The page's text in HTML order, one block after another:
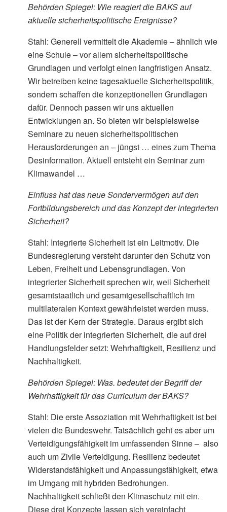
Behörden Spiegel: Wie reagiert die BAKS auf
aktuelle sicherheitspolitische Ereignisse?
Stahl: Generell vermittelt die Akademie – ähnlich wie
eine Schule – vor allem sicherheitspolitische
Grundlagen und verfolgt einen langfristigen Ansatz.
Wir betreiben keine tagesaktuelle Sicherheitspolitik,
sondern schaffen die konzeptionellen Grundlagen
dafür. Dennoch passen wir uns aktuellen
Entwicklungen an. So bieten wir beispielsweise
Seminare zu neuen sicherheitspolitischen
Herausforderungen an – jüngst … eines zum Thema
Desinformation. Aktuell entsteht ein Seminar zum
Klimawandel …
Einfluss hat das neue Sondervermögen auf den
Fortbildungsbereich und das Konzept der integrierten
Sicherheit?
Stahl: Integrierte Sicherheit ist ein Leitmotiv. Die
Bundesregierung versteht darunter den Schutz von
Leben, Freiheit und Lebensgrundlagen. Von
integrierter Sicherheit sprechen wir, weil Sicherheit
gesamtstaatlich und gesamtgesellschaftlich im
multilateralen Kontext gewährleistet werden muss.
Das ist der Kern der Strategie. Daraus ergibt sich
eine Politik der integrierten Sicherheit, die auf drei
Handlungsfelder setzt: Wehrhaftigkeit, Resilienz und
Nachhaltigkeit.
Behörden Spiegel: Was. bedeutet der Begriff der
Wehrhaftigkeit für das Curriculum der BAKS?
Stahl: Die erste Assoziation mit Wehrhaftigkeit ist bei
vielen die Bundeswehr. Tatsächlich geht es aber um
Verteidigungsfähigkeit im umfassenden Sinne – also
auch um Zivile Verteidigung. Resilienz bedeutet
Widerstandsfähigkeit und Anpassungsfähigkeit, etwa
im Umgang mit hybriden Bedrohungen.
Nachhaltigkeit schließt den Klimaschutz mit ein.
Diese drei Konzepte lassen sich vereinfacht